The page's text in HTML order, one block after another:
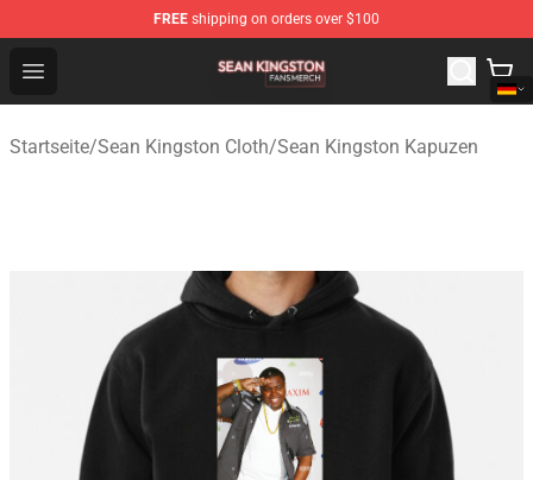
FREE shipping on orders over $100
Open menu
Sean Kingston Shop - Official Sean Kingston
Startseite/Sean Kingston Cloth/Sean Kingston Kapuzen